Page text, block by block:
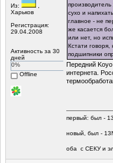
Из:
Харьков
Регистрация:
29.04.2008
Активность за 30
дней
0%
Offline
сухо и
главное - не
же касается
или нет, но
Кстати
подшипники
Передний
интернета.
первый: был -
новый, был -
оба с СЕКУ и